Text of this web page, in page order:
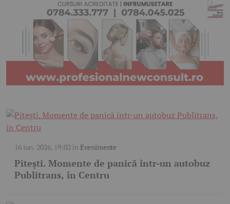
16 iun. 2026, 19:02 în Evenimente
Pitești. Momente de panică într-un autobuz
Publitrans, în Centru